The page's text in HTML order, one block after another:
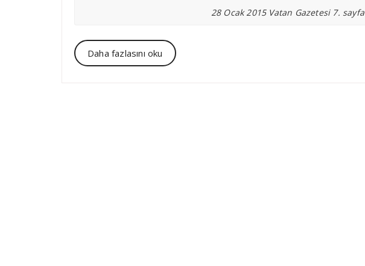
28 Ocak 2015 Vatan Gazetesi 7. sayfa
Daha fazlasını oku